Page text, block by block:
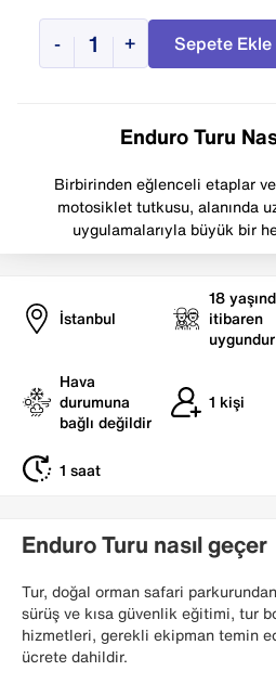
Enduro Turu
Birbirinden eğlenceli etaplar
motosiklet tutkusu, alanında
uygulamalarıyla büyük bir
- + Sepete Ekle
İstanbul
18
itibaren
uygundur
Hava
durumuna
bağlı değildir
1 kişi
1 saat
Enduro Turu nasıl geçer
Tur, doğal orman safari
sürüş ve kısa güvenlik eğitimi, tur
hizmetleri, gerekli ekipman temin
ücrete dahildir.